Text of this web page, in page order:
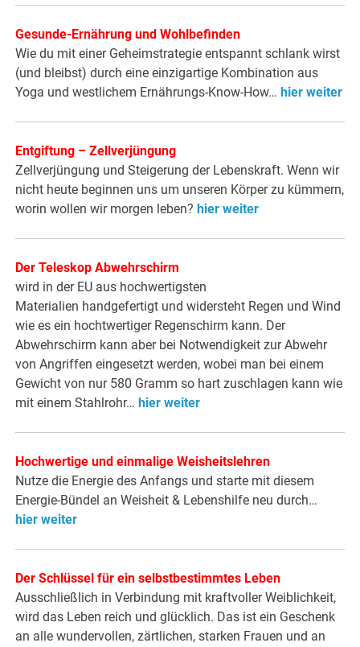
Gesunde-Ernährung und Wohlbefinden
Wie du mit einer Geheimstrategie entspannt schlank wirst
(und bleibst) durch eine einzigartige Kombination aus
Yoga und westlichem Ernährungs-Know-How… hier weiter
Entgiftung – Zellverjüngung
Zellverjüngung und Steigerung der Lebenskraft. Wenn wir
nicht heute beginnen uns um unseren Körper zu kümmern,
worin wollen wir morgen leben? hier weiter
Der Teleskop Abwehrschirm
wird in der EU aus hochwertigsten
Materialien handgefertigt und widersteht Regen und Wind
wie es ein hochtwertiger Regenschirm kann. Der
Abwehrschirm kann aber bei Notwendigkeit zur Abwehr
von Angriffen eingesetzt werden, wobei man bei einem
Gewicht von nur 580 Gramm so hart zuschlagen kann wie
mit einem Stahlrohr… hier weiter
Hochwertige und einmalige Weisheitslehren
Nutze die Energie des Anfangs und starte mit diesem
Energie-Bündel an Weisheit & Lebenshilfe neu durch…
hier weiter
Der Schlüssel für ein selbstbestimmtes Leben
Ausschließlich in Verbindung mit kraftvoller Weiblichkeit,
wird das Leben reich und glücklich. Das ist ein Geschenk
an alle wundervollen, zärtlichen, starken Frauen und an